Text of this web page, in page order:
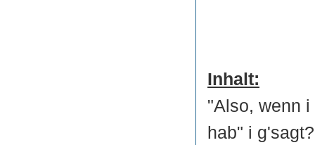
Inhalt:
"Also, wenn
hab" i